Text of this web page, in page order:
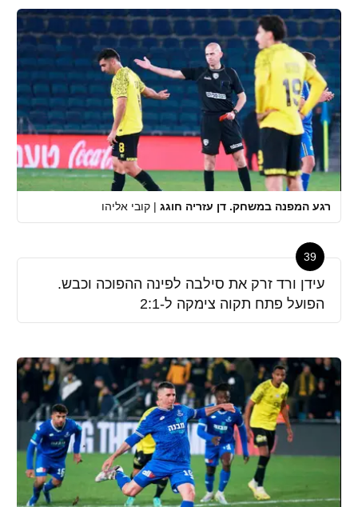
רגע המפנה במשחק. דן עזריה חוגג | קובי אליהו
39
עידן ורד זרק את סילבה לפינה ההפוכה וכבש.
הפועל פתח תקוה צימקה ל-2:1